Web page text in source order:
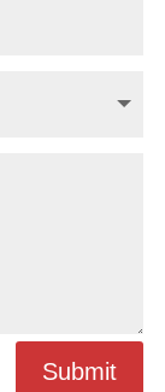
Submit